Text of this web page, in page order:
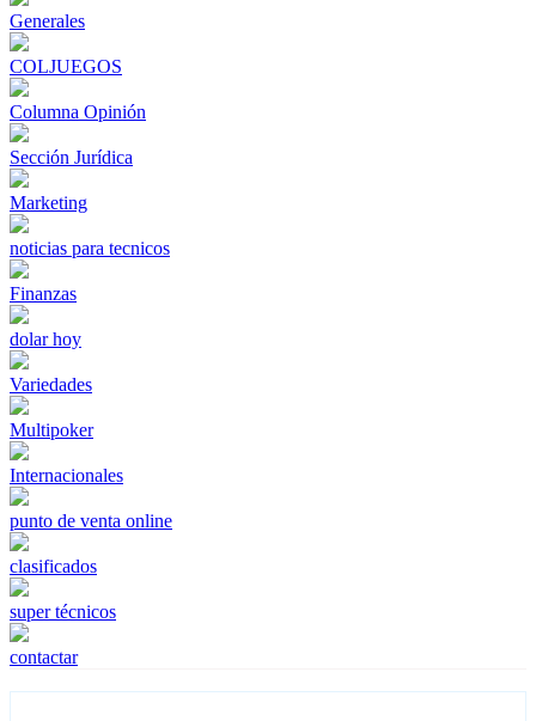
Generales
COLJUEGOS
Columna Opinión
Sección Jurídica
Marketing
noticias para tecnicos
Finanzas
dolar hoy
Variedades
Multipoker
Internacionales
punto de venta online
clasificados
super técnicos
contactar